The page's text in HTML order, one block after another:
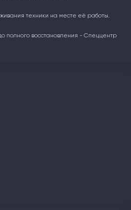
техники на месте её работы.
полного восстановления - Спеццентр